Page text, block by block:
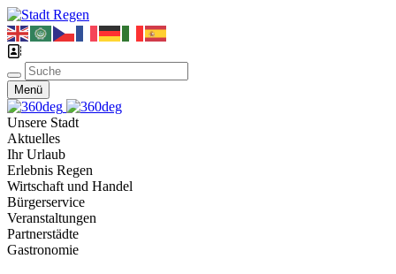
Menü
Unsere Stadt
Aktuelles
Ihr Urlaub
Erlebnis Regen
Wirtschaft und Handel
Bürgerservice
Veranstaltungen
Partnerstädte
Gastronomie